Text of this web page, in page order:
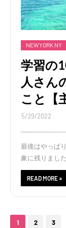
NEWYORK NY
学習の
人さん
こと【
5/29/2022
最後はやっぱ
象に残りました
READ MORE »
1 2 3